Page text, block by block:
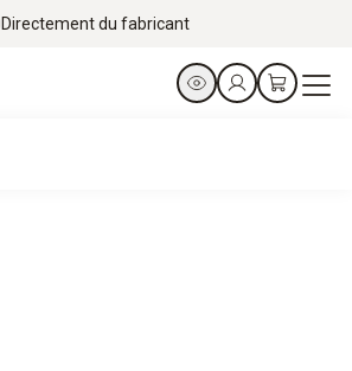
Directement du fabricant